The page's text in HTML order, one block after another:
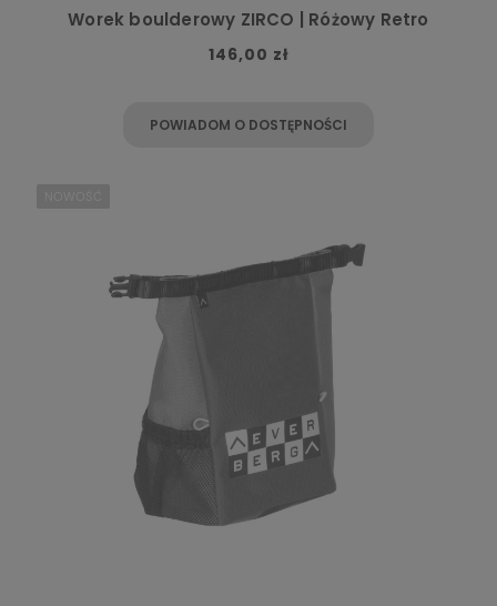
Worek boulderowy ZIRCO | Różowy Retro
146,00 zł
POWIADOM O DOSTĘPNOŚCI